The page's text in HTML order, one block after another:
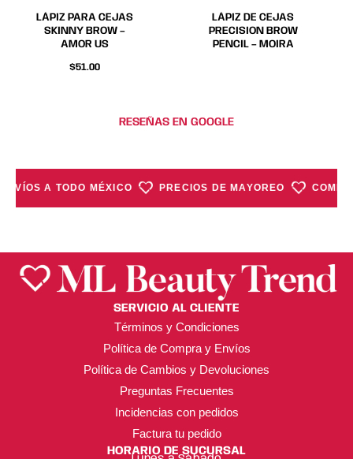
elegir
en
la
página
LÁPIZ PARA CEJAS
SKINNY BROW –
AMOR US
$51.00
elegir
en
la
página
LÁPIZ DE CEJAS
PRECISION BROW
PENCIL – MOIRA
RESEÑAS EN GOOGLE
A TODO MÉXICO PRECIOS DE MAYOREO
SERVICIO AL CLIENTE
Términos y Condiciones
Política de Compra y Envíos
Política de Cambios y Devoluciones
Preguntas Frecuentes
Incidencias con pedidos
Factura tu pedido
HORARIO DE SUCURSAL